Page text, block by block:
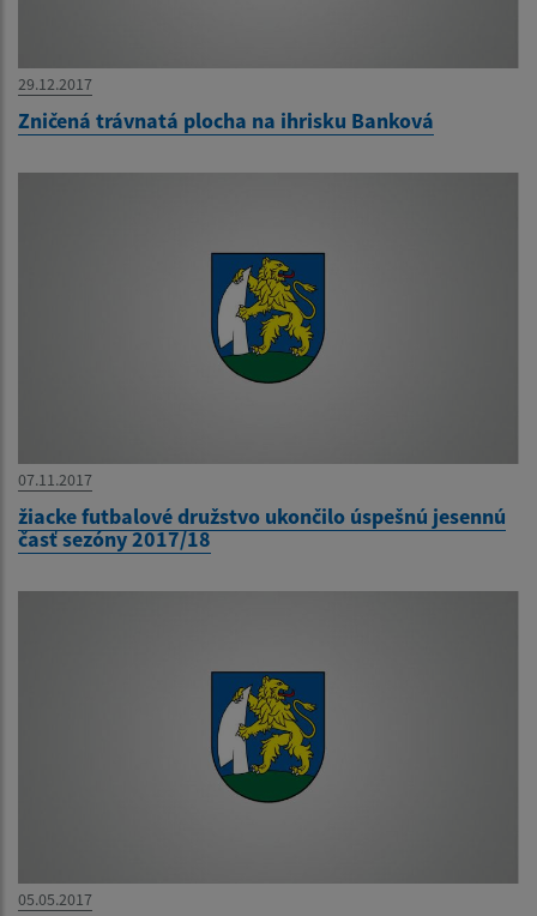
29.12.2017
Zničená trávnatá plocha na ihrisku Banková
07.11.2017
žiacke futbalové družstvo ukončilo úspešnú jesennú
časť sezóny 2017/18
05.05.2017